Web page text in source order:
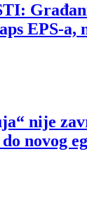
EPS-a,
nije
novog